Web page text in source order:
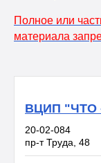
Полное или
материала
ВЦИП "ЧТО
20-02-084
пр-т Труда, 48